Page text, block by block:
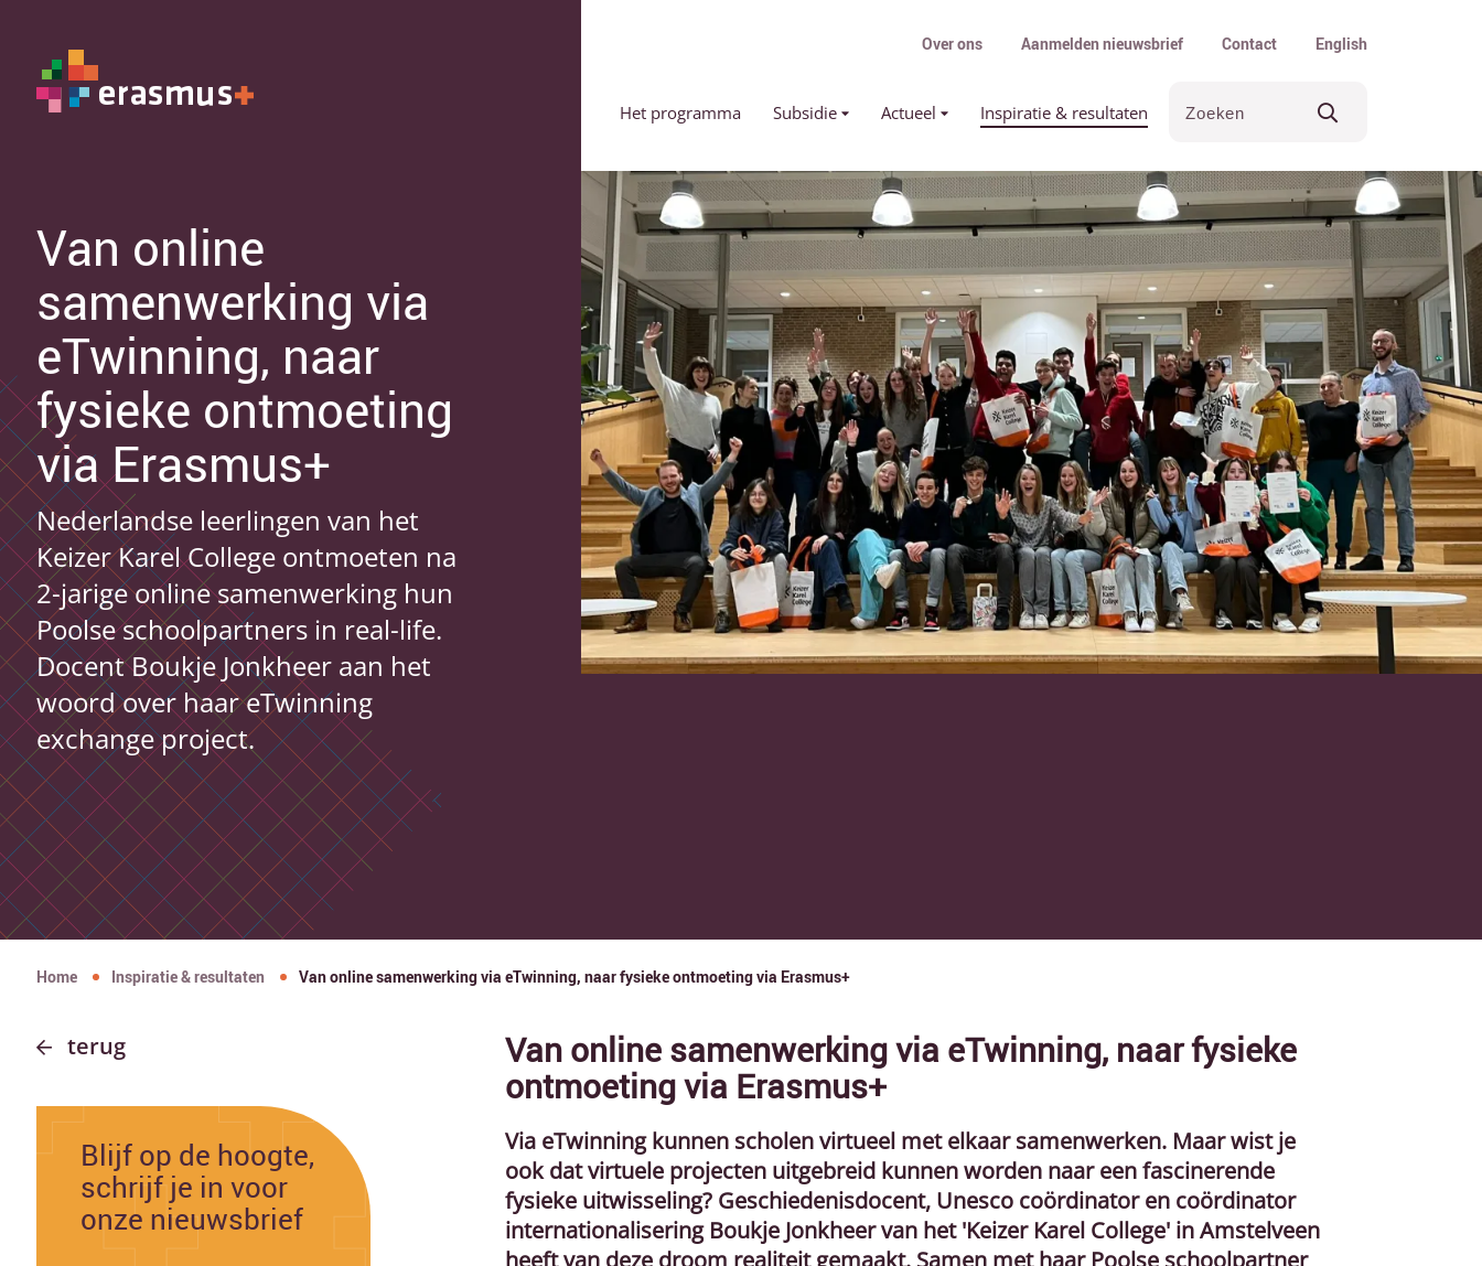
Primair menu
Over ons Aanmelden nieuwsbrief Contact English
Het programma Subsidie Actueel Inspiratie & resultaten
Van online
samenwerking via
eTwinning, naar
fysieke ontmoeting
via Erasmus+
Nederlandse leerlingen van het
Keizer Karel College ontmoeten na
2-jarige online samenwerking hun
Poolse schoolpartners in real-life.
Docent Boukje Jonkheer aan het
woord over haar eTwinning
exchange project.
Home Inspiratie & resultaten Van online samenwerking via eTwinning, naar fysieke ontmoeting via Erasmus+
terug
Blijf op de hoogte,
schrijf je in voor
onze nieuwsbrief
Van online samenwerking via eTwinning, naar fysieke
ontmoeting via Erasmus+
Via eTwinning kunnen scholen virtueel met elkaar samenwerken. Maar wist je
ook dat virtuele projecten uitgebreid kunnen worden naar een fascinerende
fysieke uitwisseling? Geschiedenisdocent, Unesco coördinator en coördinator
internationalisering Boukje Jonkheer van het 'Keizer Karel College' in Amstelveen
heeft van deze droom realiteit gemaakt. Samen met haar Poolse schoolpartner